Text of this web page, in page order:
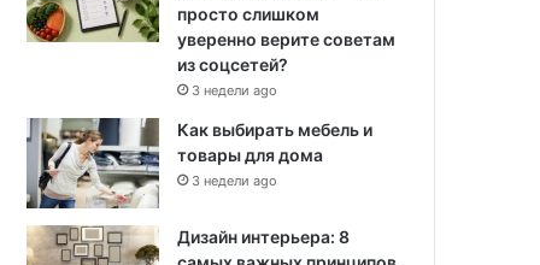
просто слишком
уверенно верите советам
из соцсетей?
3 недели ago
Как выбирать мебель и
товары для дома
3 недели ago
Дизайн интерьера: 8